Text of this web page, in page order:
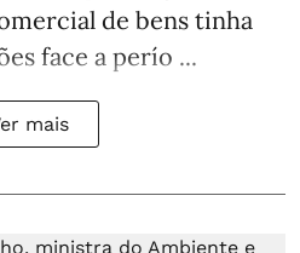
de bens tinha
face a perío ...
mais